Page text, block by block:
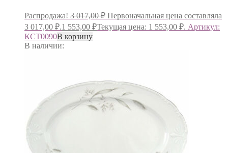
Распродажа! 3 017,00₽ Первоначальная цена составляла
3 017,00 ₽.1 553,00 ₽Текущая цена: 1 553,00 ₽. Артикул:
КСТ0090В корзину
В наличии: